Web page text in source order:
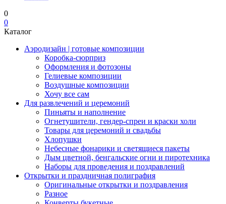
0
0
Каталог
Аэродизайн | готовые композиции
Коробка-сюрприз
Оформления и фотозоны
Гелиевые композиции
Воздушные композиции
Хочу все сам
Для развлечений и церемоний
Пиньяты и наполнение
Огнетушители, гендер-спреи и краски холи
Товары для церемоний и свадьбы
Хлопушки
Небесные фонарики и светящиеся пакеты
Дым цветной, бенгальские огни и пиротехника
Наборы для проведения и поздравлений
Открытки и праздничная полиграфия
Оригинальные открытки и поздравления
Разное